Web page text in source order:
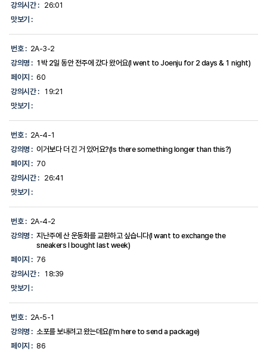
강의시간 :
26:01
맛보기 :
번호 : 2A-3-2
강의명 : 1박 2일 동안 전주에 갔다 왔어요(I went to Joenju for 2 days & 1 night)
페이지 : 60
강의시간 :
19:21
맛보기 :
번호 : 2A-4-1
강의명 : 이거보다 더 긴 거 있어요?(Is there something longer than this?)
페이지 : 70
강의시간 :
26:41
맛보기 :
번호 : 2A-4-2
강의명 : 지난주에 산 운동화를 교환하고 싶습니다(I want to exchange the
sneakers I bought last week)
페이지 : 76
강의시간 :
18:39
맛보기 :
번호 : 2A-5-1
강의명 : 소포를 보내려고 왔는데요(I’m here to send a package)
페이지 : 86